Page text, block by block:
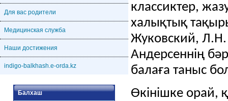
Для вас родители
Медицинская служба
Наши достижения
indigo-balkhash.e-orda.kz
Балхаш
классиктер,
халықтық
Жуковский, Л.Н.
Андерсеннің
балаға таныс
Өкінішке орай,